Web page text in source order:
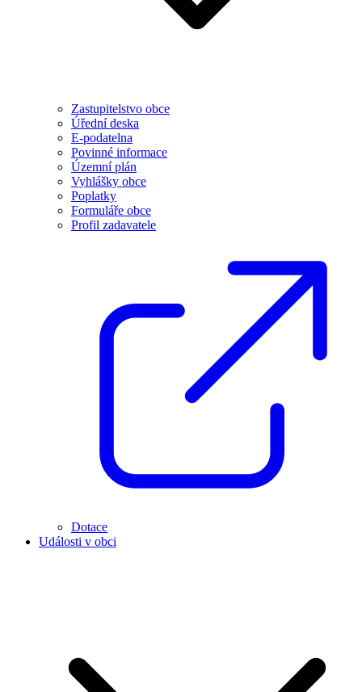
Zastupitelstvo obce
Úřední deska
E-podatelna
Povinné informace
Územní plán
Vyhlášky obce
Poplatky
Formuláře obce
Profil zadavatele
Dotace
Události v obci